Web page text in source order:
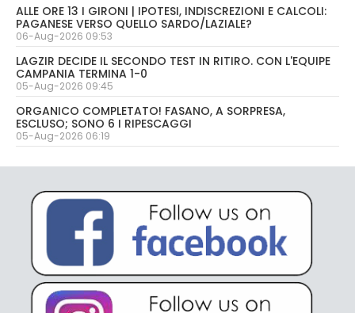
ALLE ORE 13 I GIRONI | IPOTESI, INDISCREZIONI E CALCOLI:
PAGANESE VERSO QUELLO SARDO/LAZIALE?
06-Aug-2026 09:53
LAGZIR DECIDE IL SECONDO TEST IN RITIRO. CON L'EQUIPE
CAMPANIA TERMINA 1-0
05-Aug-2026 09:45
ORGANICO COMPLETATO! FASANO, A SORPRESA,
ESCLUSO; SONO 6 I RIPESCAGGI
05-Aug-2026 06:19